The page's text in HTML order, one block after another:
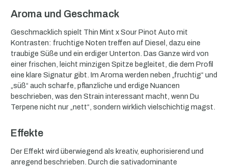
Aroma und Geschmack
Geschmacklich spielt Thin Mint x Sour Pinot Auto mit
Kontrasten: fruchtige Noten treffen auf Diesel, dazu eine
traubige Süße und ein erdiger Unterton. Das Ganze wird von
einer frischen, leicht minzigen Spitze begleitet, die dem Profil
eine klare Signatur gibt. Im Aroma werden neben „fruchtig“ und
„süß“ auch scharfe, pflanzliche und erdige Nuancen
beschrieben, was den Strain interessant macht, wenn Du
Terpene nicht nur „nett“, sondern wirklich vielschichtig magst.
Effekte
Der Effekt wird überwiegend als kreativ, euphorisierend und
anregend beschrieben. Durch die sativadominante